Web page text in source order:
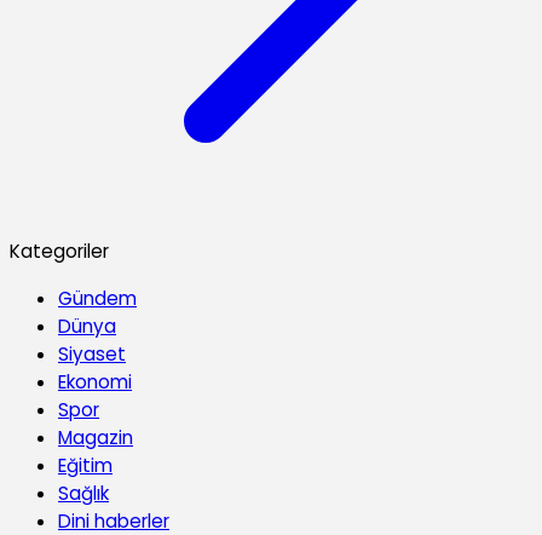
Kategoriler
Gündem
Dünya
Siyaset
Ekonomi
Spor
Magazin
Eğitim
Sağlık
Dini haberler